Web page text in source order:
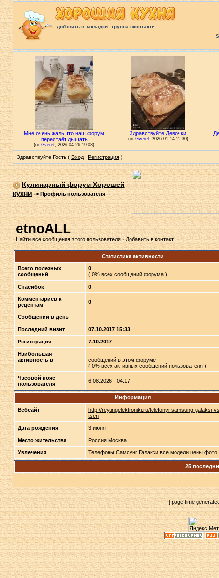
добавить в закладки: группа вконтакте
Здравствуйте Гость ( Вход| Регистрация)
Кулинарный форум Хорошей
кухни->Профиль пользователя
etnoALL
Найти все сообщения этого пользователя·Добавить в контакт
Статистика активности
Всего полезных
сообщений
0
( 0% всех сообщений форума )
Спасибок 0
Комментариев к
рецептам
0
Сообщений в день
Последний визит 07.10.2017 15:33
Регистрация 7.10.2017
Наибольшая
активность в
сообщений в этом форуме
( 0% всех активных сообщений пользователя )
Часовой пояс
пользователя
6.08.2026 - 04:17
Информация
Вебсайт
http://reytingelektroniki.ru/telefonyi-samsung-galaksi-
tsen
Дата рождения 3 июня
Место жительства Россия Москва
Увлечения Телефоны Самсунг Галакси все модели цены фото
25
[ page time